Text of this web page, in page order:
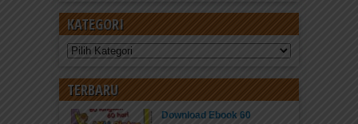
KATEGORI
Kategori
TERBARU
Download Ebook 60